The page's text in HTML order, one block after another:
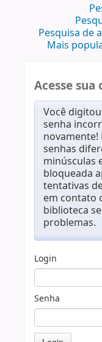
Pesquisa de
Mais
Acesse sua
Você
senha
novamente!
senhas
minúsculas
bloqueada
tentativas
em contato
biblioteca
problemas.
Login
Senha